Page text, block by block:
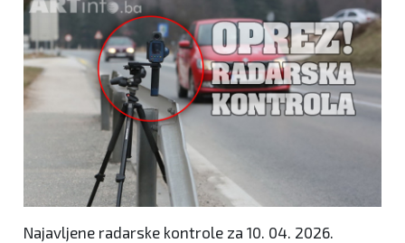
Najavljene radarske kontrole za 10. 04. 2026.